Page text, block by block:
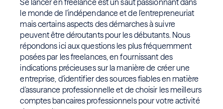
Se lancer en freelance est un saut passionnant dans
le monde de l'indépendance et de l'entrepreneuriat
mais certains aspects des démarches à suivre
peuvent être déroutants pour les débutants. Nous
répondons ici aux questions les plus fréquemment
posées par les freelances, en fournissant des
indications précieuses sur la manière de créer une
entreprise, d'identifier des sources fiables en matière
d'assurance professionnelle et de choisir les meilleurs
comptes bancaires professionnels pour votre activité